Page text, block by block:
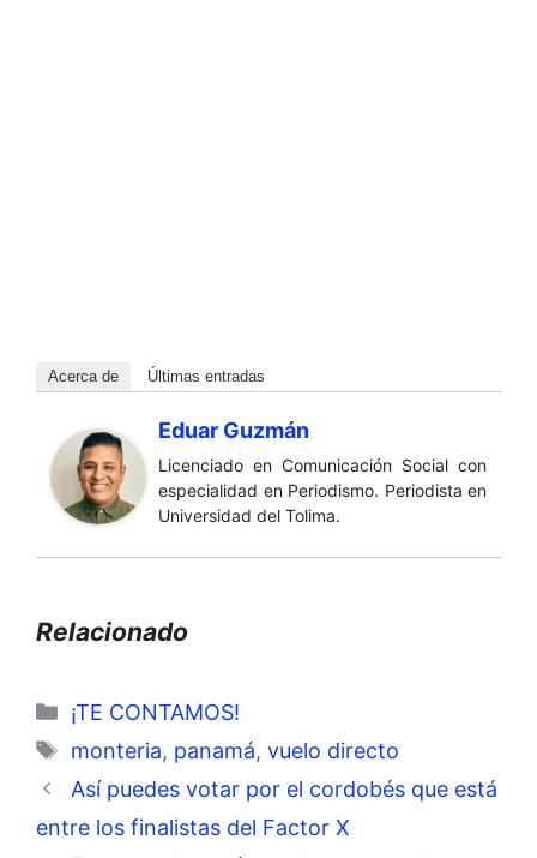
Acerca de Últimas entradas
Eduar Guzmán
Licenciado en Comunicación Social con
especialidad en Periodismo. Periodista en
Universidad del Tolima.
Relacionado
Categorías
¡TE CONTAMOS!
Etiquetas
monteria, panamá, vuelo directo
Así puedes votar por el cordobés que está
entre los finalistas del Factor X